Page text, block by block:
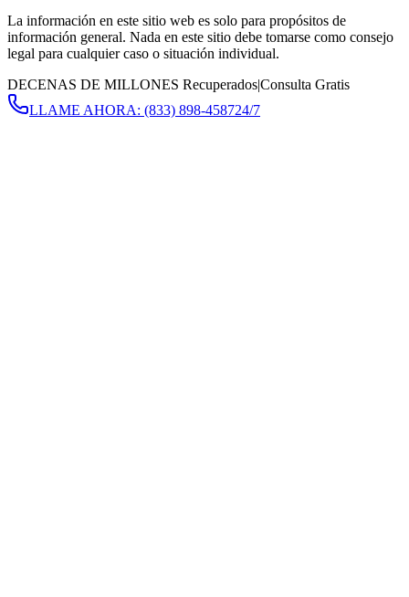
La información en este sitio web es solo para propósitos de
información general. Nada en este sitio debe tomarse como consejo
legal para cualquier caso o situación individual.
DECENAS DE MILLONES Recuperados|Consulta Gratis
LLAME AHORA: (833) 898-458724/7